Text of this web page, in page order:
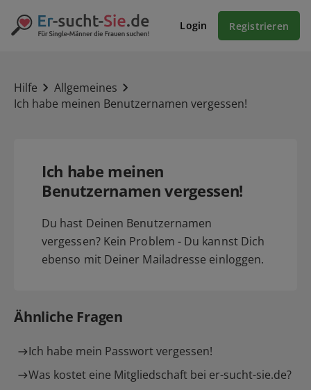
Login Registrieren
Hilfe
Allgemeines
Ich habe meinen Benutzernamen vergessen!
Ich habe meinen
Benutzernamen vergessen!
Du hast Deinen Benutzernamen
vergessen? Kein Problem - Du kannst Dich
ebenso mit Deiner Mailadresse einloggen.
Ähnliche Fragen
Ich habe mein Passwort vergessen!
Was kostet eine Mitgliedschaft bei er-sucht-sie.de?